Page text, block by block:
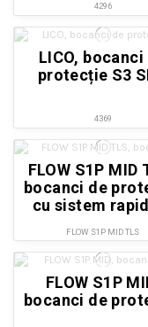
4296
LICO, bocanci
protecție S3
4369
FLOW S1P MID
bocanci de
cu sistem
FLOW S1P MID TLS
FLOW S1P
bocanci de